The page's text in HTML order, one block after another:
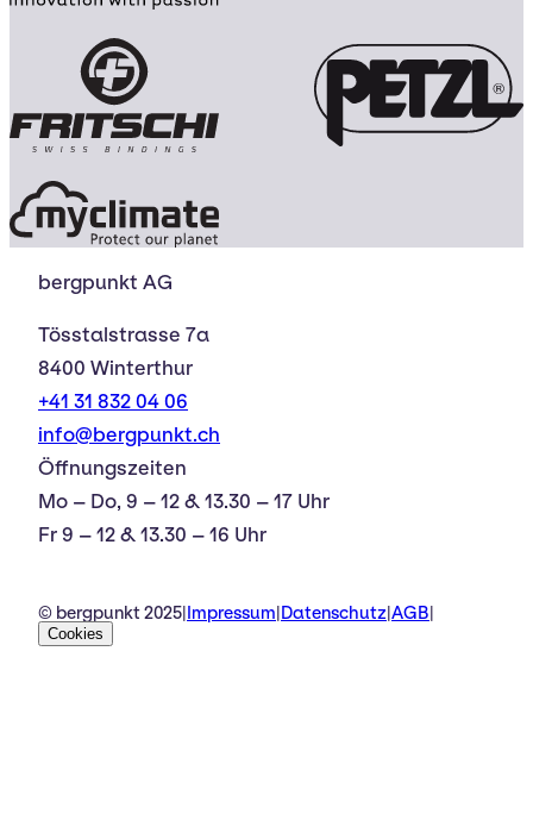
bergpunkt AG
Tösstalstrasse 7a
8400 Winterthur
+41 31 832 04 06
info@bergpunkt.ch
Öffnungszeiten
Mo – Do, 9 – 12 & 13.30 – 17 Uhr
Fr 9 – 12 & 13.30 – 16 Uhr
© bergpunkt 2025 Impressum Datenschutz AGB
Cookies